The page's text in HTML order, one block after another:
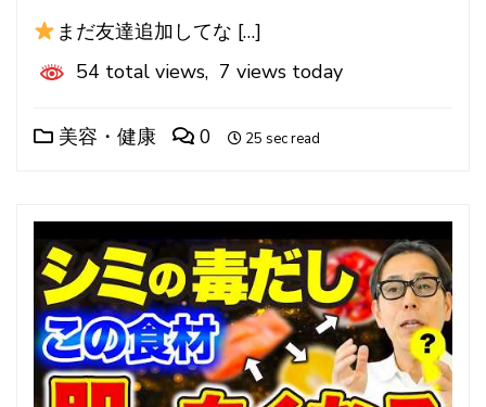
まだ友達追加してな […]
54 total views, 7 views today
美容・健康 0 25 sec read